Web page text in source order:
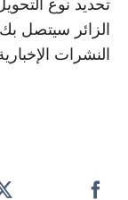
الزائر سيتصل
النشرات